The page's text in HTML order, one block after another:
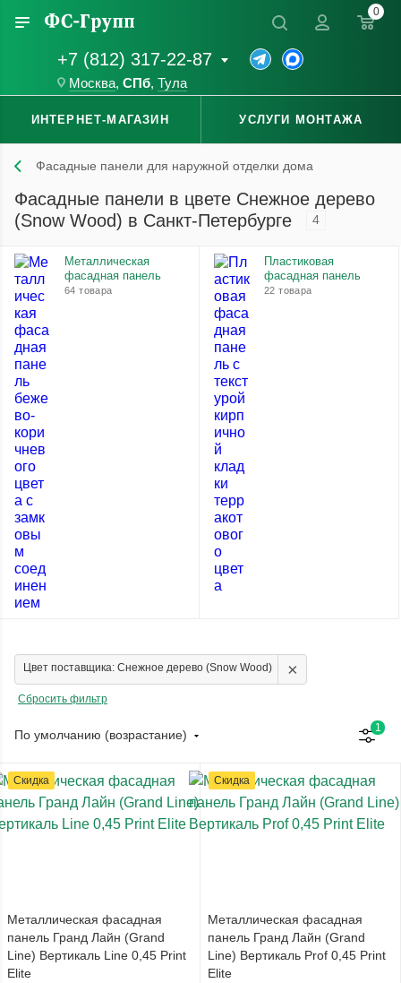
+7 (812) 317-22-87
Москва, СПб, Тула
0
ИНТЕРНЕТ-МАГАЗИН УСЛУГИ МОНТАЖА
Фасадные панели для наружной отделки дома
Фасадные панели в цвете Снежное дерево
(Snow Wood) в Санкт-Петербурге
4
Металлическая
фасадная панель
64 товара
Пластиковая
фасадная панель
22 товара
Цвет поставщика: Снежное дерево (Snow Wood) ×
Сбросить фильтр
По умолчанию (возрастание) 1
Скидка
Металлическая фасадная
панель Гранд Лайн (Grand
Line) Вертикаль Line 0,45 Print
Elite
Скидка
Металлическая фасадная
панель Гранд Лайн (Grand
Line) Вертикаль Prof 0,45 Print
Elite